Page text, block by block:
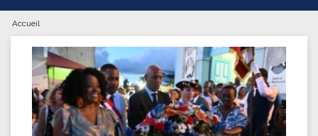
Vous êtes ici
Accueil